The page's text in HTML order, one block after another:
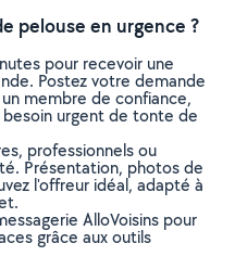
pelouse en urgence ?
pour recevoir une
Postez votre demande
membre de confiance,
urgent de tonte de
professionnels ou
Présentation, photos de
l'offreur idéal, adapté à
AlloVoisins pour
grâce aux outils